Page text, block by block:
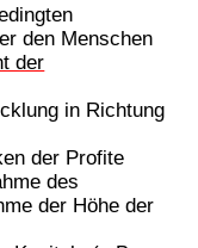
den Menschen
der
in Richtung
der Profite
des
der Höhe der